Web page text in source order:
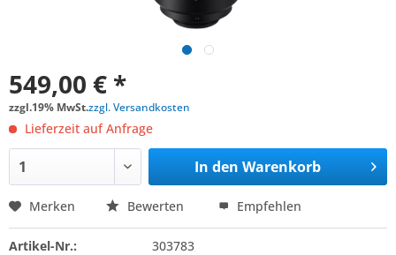
549,00 € *
zzgl.19% MwSt.zzgl. Versandkosten
Lieferzeit auf Anfrage
In den Warenkorb
Merken Bewerten Empfehlen
Artikel-Nr.: 303783